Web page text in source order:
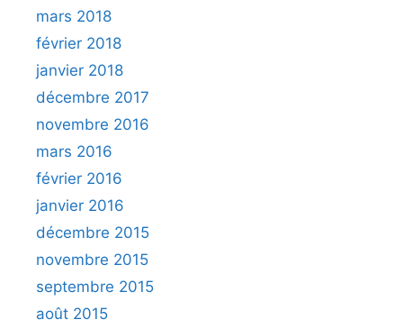
mars 2018
février 2018
janvier 2018
décembre 2017
novembre 2016
mars 2016
février 2016
janvier 2016
décembre 2015
novembre 2015
septembre 2015
août 2015